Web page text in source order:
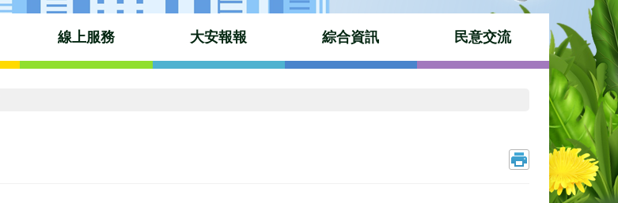
線上服務 大安報報 綜合資訊 民意交流